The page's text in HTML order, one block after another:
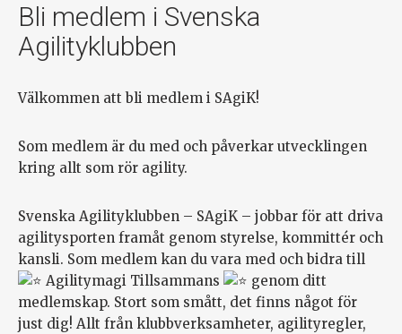
Bli medlem i Svenska
Agilityklubben
Välkommen att bli medlem i SAgiK!
Som medlem är du med och påverkar utvecklingen
kring allt som rör agility.
Svenska Agilityklubben – SAgiK – jobbar för att driva
agilitysporten framåt genom styrelse, kommittér och
kansli. Som medlem kan du vara med och bidra till
Agilitymagi Tillsammans
genom ditt
medlemskap. Stort som smått, det finns något för
just dig! Allt från klubbverksamheter, agilityregler,